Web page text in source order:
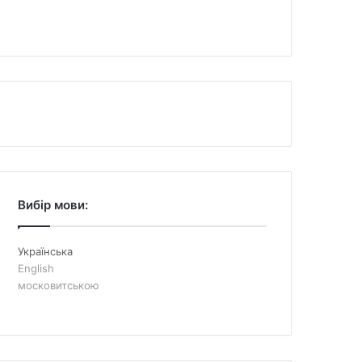
Вибір мови:
Українська
English
московитською